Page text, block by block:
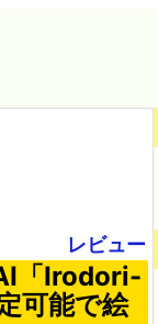
レビュー
「Irodori-
可能で絵